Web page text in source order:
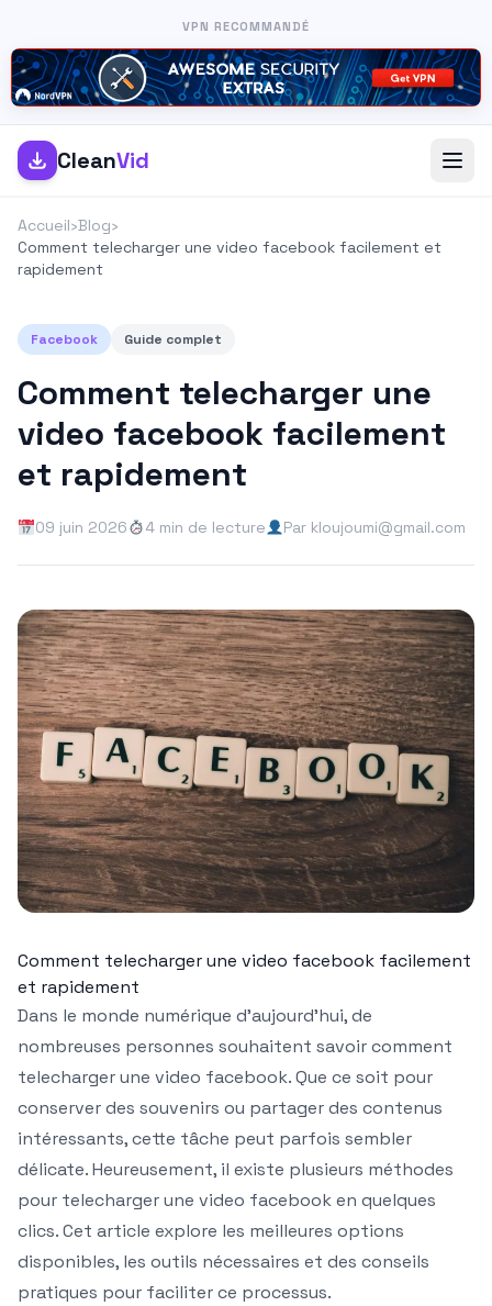
VPN RECOMMANDÉ
CleanVid
Accueil›Blog›
Comment telecharger une video facebook facilement et
rapidement
Facebook Guide complet
Comment telecharger une
video facebook facilement
et rapidement
09 juin 2026 4 min de lecture Par kloujoumi@gmail.com
Comment telecharger une video facebook facilement
et rapidement
Dans le monde numérique d’aujourd’hui, de
nombreuses personnes souhaitent savoir comment
telecharger une video facebook. Que ce soit pour
conserver des souvenirs ou partager des contenus
intéressants, cette tâche peut parfois sembler
délicate. Heureusement, il existe plusieurs méthodes
pour telecharger une video facebook en quelques
clics. Cet article explore les meilleures options
disponibles, les outils nécessaires et des conseils
pratiques pour faciliter ce processus.